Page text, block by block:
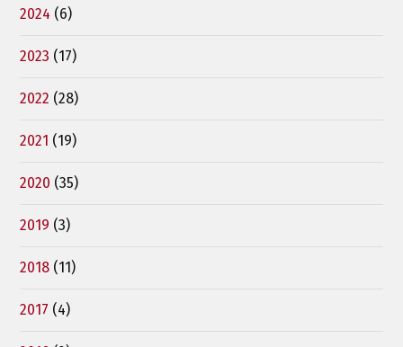
2024 (6)
2023 (17)
2022 (28)
2021 (19)
2020 (35)
2019 (3)
2018 (11)
2017 (4)